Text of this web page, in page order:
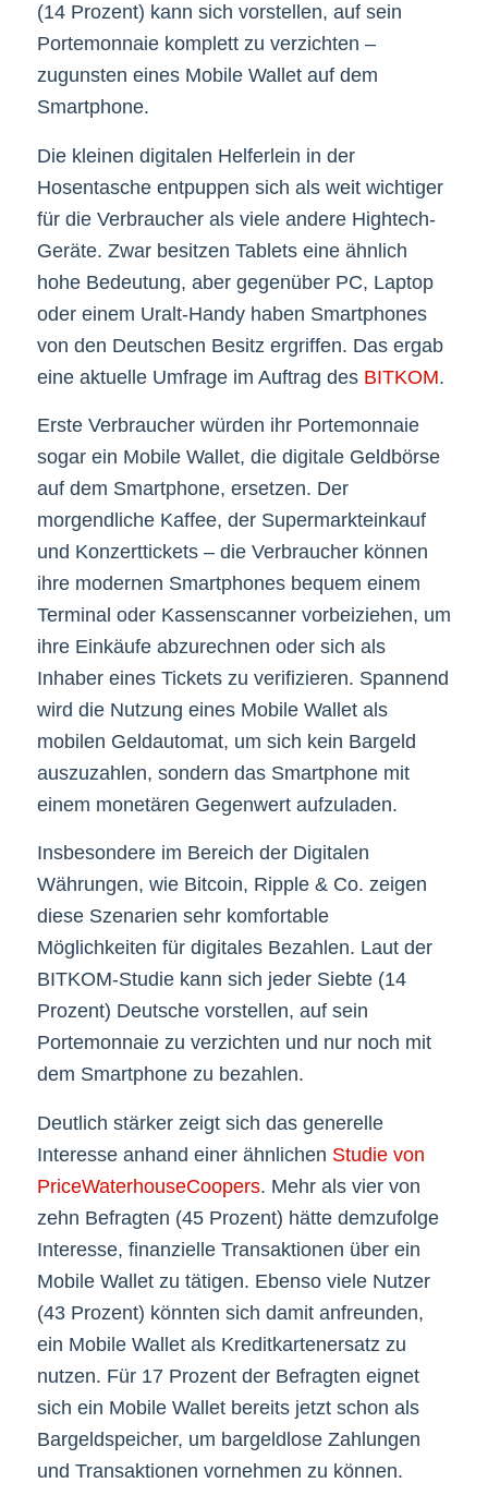
(14 Prozent) kann sich vorstellen, auf sein
Portemonnaie komplett zu verzichten –
zugunsten eines Mobile Wallet auf dem
Smartphone.
Die kleinen digitalen Helferlein in der
Hosentasche entpuppen sich als weit wichtiger
für die Verbraucher als viele andere Hightech-
Geräte. Zwar besitzen Tablets eine ähnlich
hohe Bedeutung, aber gegenüber PC, Laptop
oder einem Uralt-Handy haben Smartphones
von den Deutschen Besitz ergriffen. Das ergab
eine aktuelle Umfrage im Auftrag des BITKOM.
Erste Verbraucher würden ihr Portemonnaie
sogar ein Mobile Wallet, die digitale Geldbörse
auf dem Smartphone, ersetzen. Der
morgendliche Kaffee, der Supermarkteinkauf
und Konzerttickets – die Verbraucher können
ihre modernen Smartphones bequem einem
Terminal oder Kassenscanner vorbeiziehen, um
ihre Einkäufe abzurechnen oder sich als
Inhaber eines Tickets zu verifizieren. Spannend
wird die Nutzung eines Mobile Wallet als
mobilen Geldautomat, um sich kein Bargeld
auszuzahlen, sondern das Smartphone mit
einem monetären Gegenwert aufzuladen.
Insbesondere im Bereich der Digitalen
Währungen, wie Bitcoin, Ripple & Co. zeigen
diese Szenarien sehr komfortable
Möglichkeiten für digitales Bezahlen. Laut der
BITKOM-Studie kann sich jeder Siebte (14
Prozent) Deutsche vorstellen, auf sein
Portemonnaie zu verzichten und nur noch mit
dem Smartphone zu bezahlen.
Deutlich stärker zeigt sich das generelle
Interesse anhand einer ähnlichen Studie von
PriceWaterhouseCoopers. Mehr als vier von
zehn Befragten (45 Prozent) hätte demzufolge
Interesse, finanzielle Transaktionen über ein
Mobile Wallet zu tätigen. Ebenso viele Nutzer
(43 Prozent) könnten sich damit anfreunden,
ein Mobile Wallet als Kreditkartenersatz zu
nutzen. Für 17 Prozent der Befragten eignet
sich ein Mobile Wallet bereits jetzt schon als
Bargeldspeicher, um bargeldlose Zahlungen
und Transaktionen vornehmen zu können.